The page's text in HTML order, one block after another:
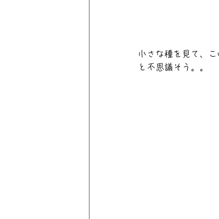
小さな種を見て、
と不思議そう。。